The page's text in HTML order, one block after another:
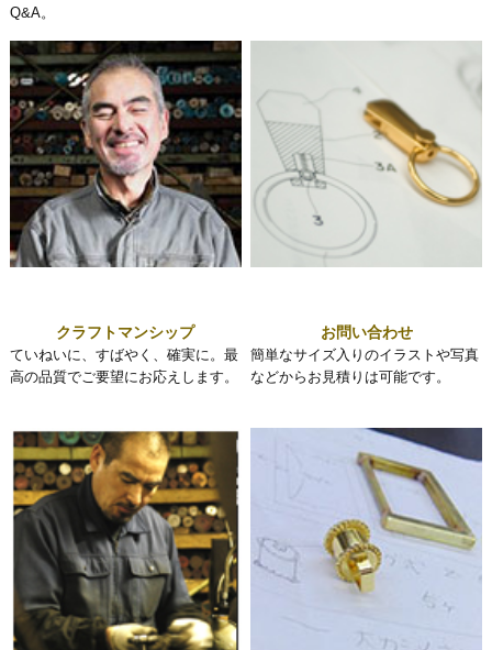
Q&A。
クラフトマンシップ
ていねいに、すばやく、確実に。最
高の品質でご要望にお応えします。
お問い合わせ
簡単なサイズ入りのイラストや写真
などからお見積りは可能です。